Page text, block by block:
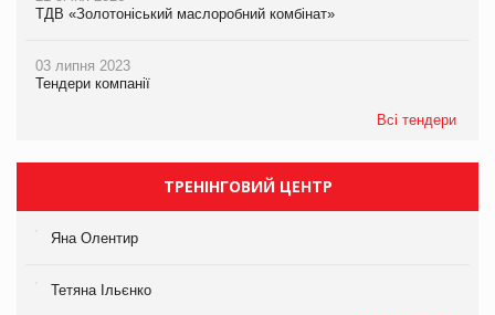
ТДВ «Золотоніський маслоробний комбінат»
03 липня 2023
Тендери компанії
Всі тендери
ТРЕНІНГОВИЙ ЦЕНТР
Яна Олентир
Тетяна Ільєнко